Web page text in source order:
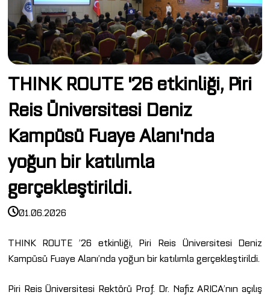
THINK ROUTE '26 etkinliği, Piri
Reis Üniversitesi Deniz
Kampüsü Fuaye Alanı'nda
yoğun bir katılımla
gerçekleştirildi.
01.06.2026
THINK ROUTE ’26 etkinliği, Piri Reis Üniversitesi Deniz
Kampüsü Fuaye Alanı’nda yoğun bir katılımla gerçekleştirildi.
Piri Reis Üniversitesi Rektörü Prof. Dr. Nafiz ARICA’nın açılış